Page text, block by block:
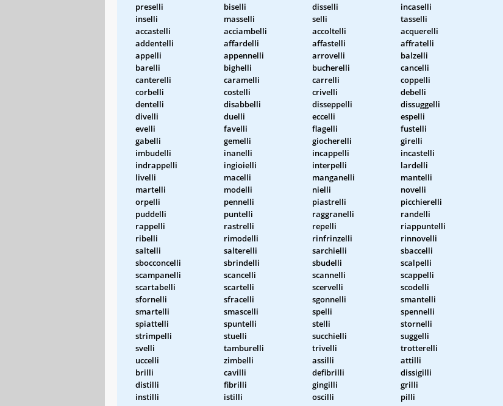
preselli biselli disselli
incaselli
inselli
masselli selli
tasselli
accastelli
acciambelli accoltelli
acquerelli
addentelli
affardelli affastelli
affratelli
appelli
appennelli arrovelli
balzelli
barelli
bighelli bucherelli
cancelli
canterelli
caramelli carrelli
coppelli
corbelli
costelli crivelli
debelli
dentelli
disabbelli disseppelli
dissuggelli
divelli
duelli eccelli
espelli
evelli
favelli flagelli
fustelli
gabelli
gemelli giocherelli
girelli
imbudelli
inanelli incappelli
incastelli
indrappelli
ingioielli interpelli
lardelli
livelli
macelli manganelli
mantelli
martelli
modelli nielli
novelli
orpelli
pennelli piastrelli
picchierelli
puddelli
puntelli raggranelli
randelli
rappelli
rastrelli repelli
riappuntelli
ribelli
rimodelli rinfrinzelli
rinnovelli
saltelli
salterelli sarchielli
sbaccelli
sbocconcelli
sbrindelli sbudelli
scalpelli
scampanelli
scancelli scannelli
scappelli
scartabelli
scartelli scervelli
scodelli
sfornelli
sfracelli sgonnelli
smantelli
smartelli
smascelli spelli
spennelli
spiattelli
spuntelli stelli
stornelli
strimpelli
stuelli succhielli
suggelli
svelli
tamburelli trivelli
trotterelli
uccelli
zimbelli assilli
attilli
brilli
cavilli defibrilli
dissigilli
distilli
fibrilli gingilli
grilli
instilli
istilli oscilli
pilli